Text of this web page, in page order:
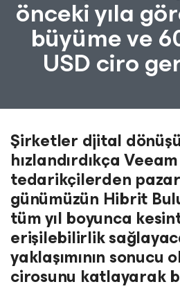
A
FAZL
BILGI
önceki yıla
büyüme ve
USD ciro
Şirketler djital
hızlandırdıkça
tedarikçilerden pazar
günümüzün Hibrit
tüm yıl boyunca
erişilebilirlik
yaklaşımının sonucu
cirosunu katlayarak